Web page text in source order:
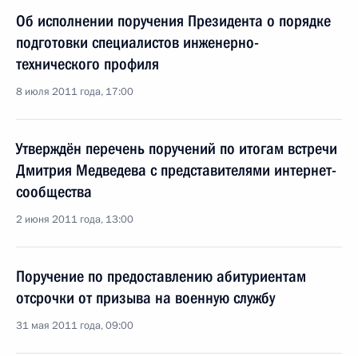
Об исполнении поручения Президента о порядке
подготовки специалистов инженерно-
технического профиля
8 июля 2011 года, 17:00
Утверждён перечень поручений по итогам встречи
Дмитрия Медведева с представителями интернет-
сообщества
2 июня 2011 года, 13:00
Поручение по предоставлению абитуриентам
отсрочки от призыва на военную службу
31 мая 2011 года, 09:00